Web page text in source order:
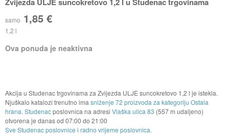
samo 1,85 €
1,2 l
Ova ponuda je neaktivna
Akcija u Studenac trgovinama za Zvijezda ULJE suncokretovo 1,2 l je istekla.
Njuškalo katalozi trenutno ima sniženje 72 proizvoda za kategoriju Ostala
hrana. Studenacposlovnica na adresi Vlaška ulica 83 (557 m udaljeno)
otvorena je danas od 07:00 do 21:00
Sve Studenac poslovnice i radno vrijeme poslovnica.